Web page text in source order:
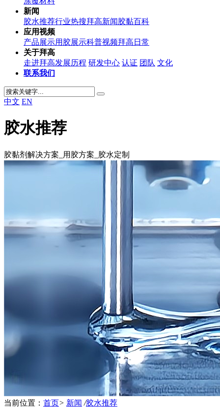
新闻
胶水推荐行业热搜拜高新闻胶黏百科
应用视频
产品展示用胶展示科普视频拜高日常
关于拜高
走进拜高发展历程 研发中心 认证 团队 文化
联系我们
中文 EN
胶水推荐
胶黏剂解决方案_用胶方案_胶水定制
当前位置： 首页> 新闻 /胶水推荐